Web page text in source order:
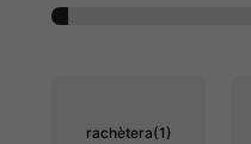
rachètera(1)